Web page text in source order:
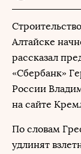
Алтайске
рассказал
«Сбербанк»
России
на сайте
По словам
удлинят